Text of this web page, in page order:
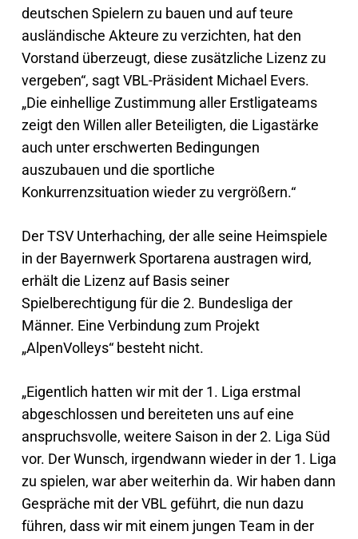
deutschen Spielern zu bauen und auf teure
ausländische Akteure zu verzichten, hat den
Vorstand überzeugt, diese zusätzliche Lizenz zu
vergeben“, sagt VBL-Präsident Michael Evers.
„Die einhellige Zustimmung aller Erstligateams
zeigt den Willen aller Beteiligten, die Ligastärke
auch unter erschwerten Bedingungen
auszubauen und die sportliche
Konkurrenzsituation wieder zu vergrößern.“
Der TSV Unterhaching, der alle seine Heimspiele
in der Bayernwerk Sportarena austragen wird,
erhält die Lizenz auf Basis seiner
Spielberechtigung für die 2. Bundesliga der
Männer. Eine Verbindung zum Projekt
„AlpenVolleys“ besteht nicht.
„Eigentlich hatten wir mit der 1. Liga erstmal
abgeschlossen und bereiteten uns auf eine
anspruchsvolle, weitere Saison in der 2. Liga Süd
vor. Der Wunsch, irgendwann wieder in der 1. Liga
zu spielen, war aber weiterhin da. Wir haben dann
Gespräche mit der VBL geführt, die nun dazu
führen, dass wir mit einem jungen Team in der